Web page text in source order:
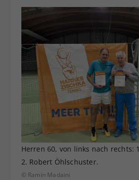
Herren 60, von links nach rechts:
2. Robert Öhlschuster.
© Ramin Madaini